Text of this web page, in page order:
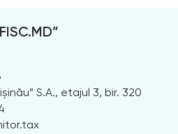
S.A., etajul 3, bir. 320